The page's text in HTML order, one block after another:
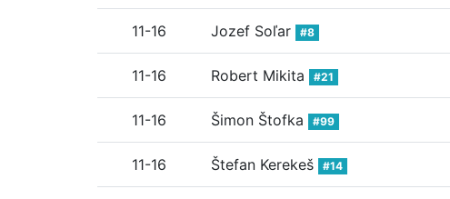
11-16 Jozef Soľar #8
11-16 Robert Mikita #21
11-16 Šimon Štofka #99
11-16 Štefan Kerekeš #14